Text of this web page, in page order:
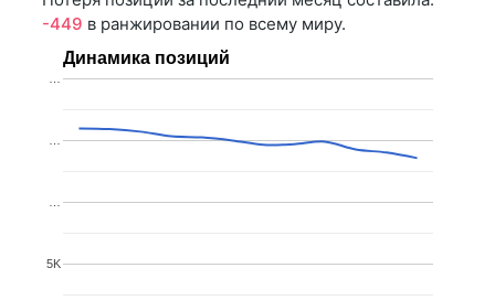
-449 в ранжировании по всему миру.
Динамика позиций
5K
…
…
…